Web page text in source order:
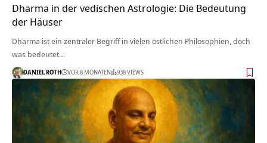
Dharma in der vedischen Astrologie: Die Bedeutung
der Häuser
Dharma ist ein zentraler Begriff in vielen östlichen Philosophien, doch
was bedeutet…
DANIEL ROTH VOR 8 MONATEN 938 VIEWS